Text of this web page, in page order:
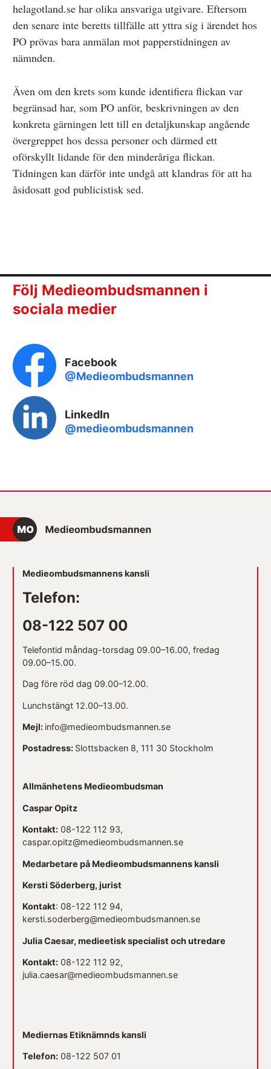
helagotland.se har olika ansvariga utgivare. Eftersom
den senare inte beretts tillfälle att yttra sig i ärendet hos
PO prövas bara anmälan mot papperstidningen av
nämnden.
Även om den krets som kunde identifiera flickan var
begränsad har, som PO anför, beskrivningen av den
konkreta gärningen lett till en detaljkunskap angående
övergreppet hos dessa personer och därmed ett
oförskyllt lidande för den minderåriga flickan.
Tidningen kan därför inte undgå att klandras för att ha
åsidosatt god publicistisk sed.
Följ Medieombudsmannen i
sociala medier
Facebook
@Medieombudsmannen
LinkedIn
@medieombudsmannen
Medieombudsmannens kansli
Telefon:
08-122 507 00
Telefontid måndag-torsdag 09.00–16.00, fredag
09.00–15.00.
Dag före röd dag 09.00–12.00.
Lunchstängt 12.00–13.00.
Mejl: info@medieombudsmannen.se
Postadress: Slottsbacken 8, 111 30 Stockholm
Allmänhetens Medieombudsman
Caspar Opitz
Kontakt: 08-122 112 93,
caspar.opitz@medieombudsmannen.se
Medarbetare på Medieombudsmannens kansli
Kersti Söderberg, jurist
Kontakt: 08-122 112 94,
kersti.soderberg@medieombudsmannen.se
Julia Caesar, medieetisk specialist och utredare
Kontakt: 08-122 112 92,
julia.caesar@medieombudsmannen.se
Mediernas Etiknämnds kansli
Telefon: 08-122 507 01